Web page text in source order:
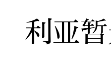
利亚